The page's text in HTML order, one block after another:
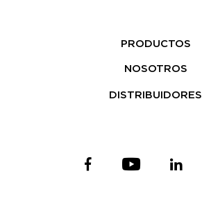
PRODUCTOS
NOSOTROS
DISTRIBUIDORES